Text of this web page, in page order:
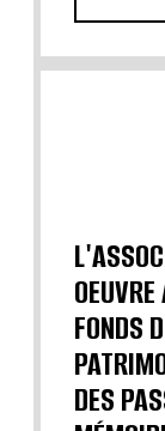
FONDS
DES